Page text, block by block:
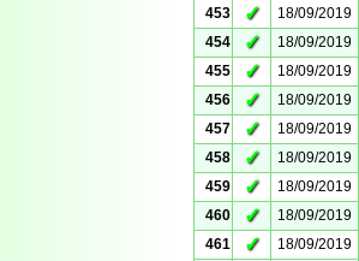
453
✓ 18/09/2019
454
✓ 18/09/2019
455
✓ 18/09/2019
456
✓ 18/09/2019
457
✓ 18/09/2019
458
✓ 18/09/2019
459
✓ 18/09/2019
460
✓ 18/09/2019
461
✓ 18/09/2019